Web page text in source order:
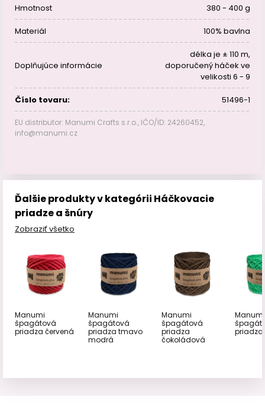
Hmotnost 380 - 400 g
Materiál 100% bavlna
Doplňujúce informácie
délka je ± 110 m,
doporučený háček ve
velikosti 6 - 9
Číslo tovaru: 51496-1
EU distributor: Manumi Crafts s.r.o., IČO/ID: 24260452,
info@manumi.cz
Ďalšie produkty v kategórii Háčkovacie
priadze a šnúry
Zobraziť všetko
Manumi
špagátová
priadza červená
Manumi
špagátová
priadza tmavo
modrá
Manumi
špagátová
priadza
čokoládová
Manumi
priadza